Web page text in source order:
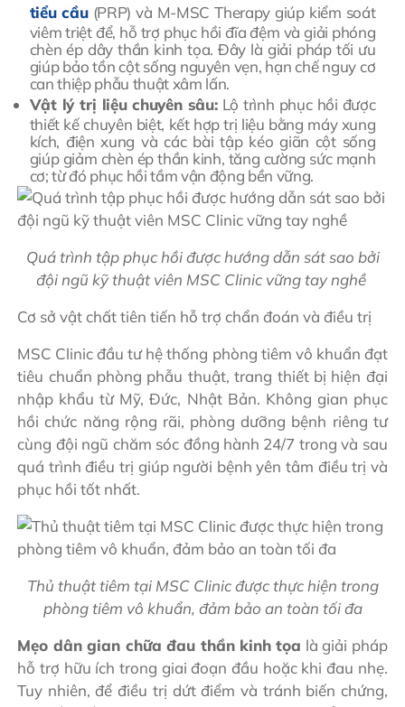
tiểu cầu(PRP) và M-MSC Therapy giúp kiểm soát
viêm triệt để, hỗ trợ phục hồi đĩa đệm và giải phóng
chèn ép dây thần kinh tọa. Đây là giải pháp tối ưu
giúp bảo tồn cột sống nguyên vẹn, hạn chế nguy cơ
can thiệp phẫu thuật xâm lấn.
Vật lý trị liệu chuyên sâu:Lộ trình phục hồi được
thiết kế chuyên biệt, kết hợp trị liệu bằng máy xung
kích, điện xung và các bài tập kéo giãn cột sống
giúp giảm chèn ép thần kinh, tăng cường sức mạnh
cơ; từ đó phục hồi tầm vận động bền vững.
Quá trình tập phục hồi được hướng dẫn sát sao bởi
đội ngũ kỹ thuật viên MSC Clinic vững tay nghề
Cơ sở vật chất tiên tiến hỗ trợ chẩn đoán và điều trị
MSC Clinic đầu tư hệ thống phòng tiêm vô khuẩn đạt
tiêu chuẩn phòng phẫu thuật, trang thiết bị hiện đại
nhập khẩu từ Mỹ, Đức, Nhật Bản. Không gian phục
hồi chức năng rộng rãi, phòng dưỡng bệnh riêng tư
cùng đội ngũ chăm sóc đồng hành 24/7 trong và sau
quá trình điều trị giúp người bệnh yên tâm điều trị và
phục hồi tốt nhất.
Thủ thuật tiêm tại MSC Clinic được thực hiện trong
phòng tiêm vô khuẩn, đảm bảo an toàn tối đa
Mẹo dân gian chữa đau thần kinh tọa là giải pháp
hỗ trợ hữu ích trong giai đoạn đầu hoặc khi đau nhẹ.
Tuy nhiên, để điều trị dứt điểm và tránh biến chứng,